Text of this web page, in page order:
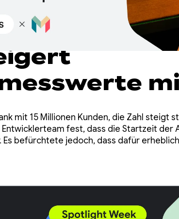
R8-
mit 15 Millionen Kunden, die Zahl steigt
fest, dass die Startzeit der
Es befürchtete jedoch, dass dafür